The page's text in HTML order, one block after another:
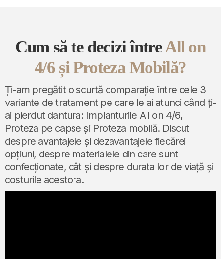
Cum să te decizi întreAll on
4/6 și Proteza Mobilă?
Ți-am pregătit o scurtă comparație între cele 3
variante de tratament pe care le ai atunci când ți-
ai pierdut dantura: Implanturile All on 4/6,
Proteza pe capse și Proteza mobilă. Discut
despre avantajele și dezavantajele fiecărei
opțiuni, despre materialele din care sunt
confecționate, cât și despre durata lor de viață și
costurile acestora.